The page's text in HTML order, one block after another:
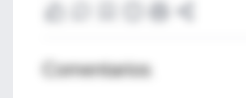
Comentarios